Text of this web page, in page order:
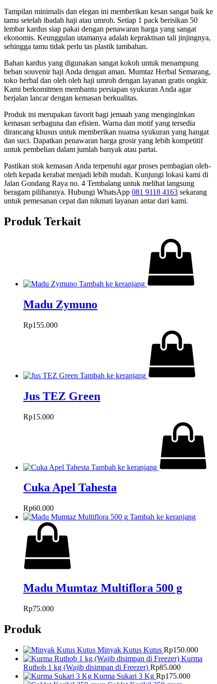
Tampilan minimalis dan elegan ini memberikan kesan sangat baik ke
tamu setelah ibadah haji atau umroh. Setiap 1 pack berisikan 50
lembar kardus siap pakai dengan penawaran harga yang sangat
ekonomis. Keunggulan utamanya adalah kepraktisan tali jinjingnya,
sehingga tamu tidak perlu tas plastik tambahan.
Bahan kardus yang digunakan sangat kokoh untuk menampung
beban souvenir haji Anda dengan aman. Mumtaz Herbal Semarang,
toko herbal dan oleh oleh haji umroh dengan layanan gratis ongkir.
Kami berkomitmen membantu persiapan syukuran Anda agar
berjalan lancar dengan kemasan berkualitas.
Produk ini merupakan favorit bagi jemaah yang menginginkan
kemasan serbaguna dan efisien. Warna dan motif yang tersedia
dirancang khusus untuk memberikan nuansa syukuran yang hangat
dan suci. Dapatkan penawaran harga grosir yang lebih kompetitif
untuk pembelian dalam jumlah banyak atau partai.
Pastikan stok kemasan Anda terpenuhi agar proses pembagian oleh-
oleh kepada kerabat menjadi lebih mudah. Kunjungi lokasi kami di
Jalan Gondang Raya no. 4 Tembalang untuk melihat langsung
beragam pilihannya. Hubungi WhatsApp 081 9118 4163 sekarang
untuk pemesanan cepat dan nikmati layanan antar dari kami.
Produk Terkait
Tambah ke keranjang
Madu Zymuno
Rp155.000
Tambah ke keranjang
Jus TEZ Green
Rp15.000
Tambah ke keranjang
Cuka Apel Tahesta
Rp60.000
Tambah ke keranjang
Madu Mumtaz Multiflora 500 g
Rp75.000
Produk
Minyak Kutus Kutus Rp150.000
Kurma
Ruthob 1 kg (Wajib disimpan di Freezer) Rp85.000
Kurma Sukari 3 Kg Rp175.000